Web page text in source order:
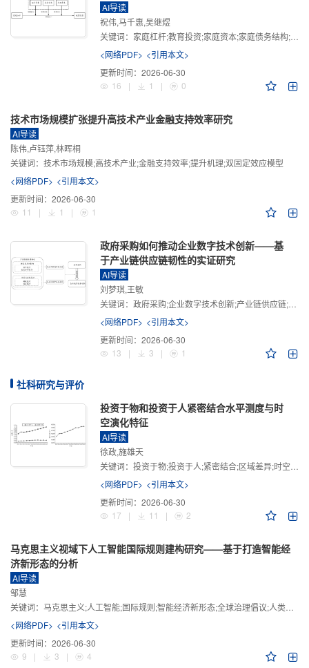
AI导读
祝伟,马千惠,吴继煜
关键词： 家庭杠杆;教育投资;家庭资本;家庭债务结构;CHFS
<网络PDF> <引用本文>
更新时间： 2026-06-30
16
| 1 | 0
技术市场规模扩张提升高技术产业金融支持效率研究
AI导读
陈伟,卢钰萍,林晖桐
关键词： 技术市场规模;高技术产业;金融支持效率;提升机理;双固定效应模型
<网络PDF> <引用本文>
更新时间： 2026-06-30
11
| 1 | 1
政府采购如何推动企业数字技术创新——基
于产业链供应链韧性的实证研究
AI导读
刘梦琪,王敏
关键词： 政府采购;企业数字技术创新;产业链供应链;产业链供应链韧性;需求侧财政政策
<网络PDF> <引用本文>
更新时间： 2026-06-30
13
| 3 | 1
社科研究与评价
投资于物和投资于人紧密结合水平测度与时
空演化特征
AI导读
徐政,施雄天
关键词： 投资于物;投资于人;紧密结合;区域差异;时空演化
<网络PDF> <引用本文>
更新时间： 2026-06-30
17
| 11 | 2
马克思主义视域下人工智能国际规则建构研究——基于打造智能经
济新形态的分析
AI导读
邹慧
关键词： 马克思主义;人工智能;国际规则;智能经济新形态;全球治理倡议;人类命运共同体
<网络PDF> <引用本文>
更新时间： 2026-06-30
9
| 3 | 4